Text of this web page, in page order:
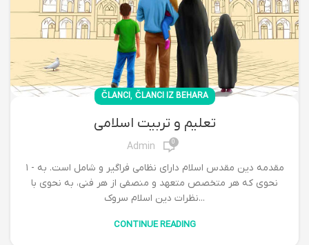
ČLANCI, ČLANCI IZ BEHARA
تعلیم و تربیت اسلامی
Admin 0
۱ - مقدمه دین مقدس اسلام دارای نظامی فراگیر و شامل است. به
نحوی که هر متخصص متعهد و منصفی از هر فنی، به نحوی با
نظرات دین اسلام سروک...
CONTINUE READING